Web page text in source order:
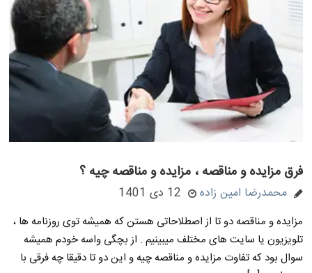
فرق مزایده و مناقصه ، مزایده و مناقصه چیه ؟
محمدرضا امین زاده 12 دی 1401
مزایده و مناقصه دو تا از اصطلاحاتی هستن که همیشه توی روزنامه ها ،
تلویزیون یا سایت های مختلف میبینیم . از بچگی واسه خودم همیشه
سوال بود که تفاوت مزایده و مناقصه چیه و این دو تا دقیقا چه فرقی با